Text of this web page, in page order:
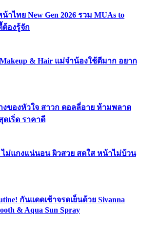
าไทย New Gen 2026 รวม MUAs to
ต้องรู้จัก
Makeup & Hair แม่จ๋าน้องใช้ดีมาก อยาก
ของหัวใจ สาวก ดอลลี่อาย ห้ามพลาด
ดเริ่ด ราคาดี
ม่แกงแน่นอน ผิวสวย สดใส หน้าไม่บ้วน
กันแดดเช้าจรดเย็นด้วย Sivanna
& Aqua Sun Spray